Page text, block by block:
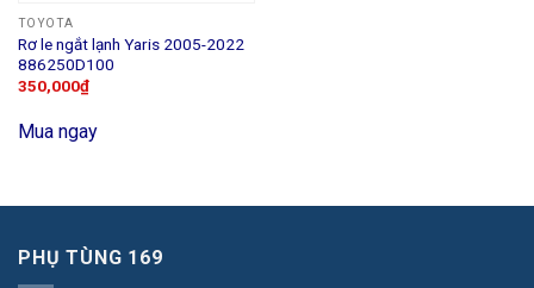
TOYOTA
Rơ le ngắt lạnh Yaris 2005-2022
886250D100
350,000₫
Mua ngay
PHỤ TÙNG 169